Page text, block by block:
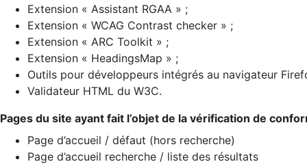
Extension « Assistant RGAA » ;
Extension « WCAG Contrast checker » ;
Extension « ARC Toolkit » ;
Extension « HeadingsMap » ;
Outils pour développeurs intégrés au navigateur
Validateur HTML du W3C.
Pages du site ayant fait l’objet de la vérification de
Page d’accueil / défaut (hors recherche)
Page d’accueil recherche / liste des résultats